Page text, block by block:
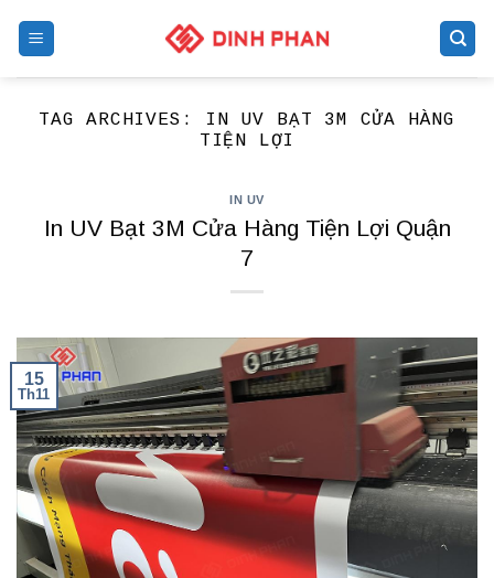
TAG ARCHIVES:
IN UV BẠT 3M CỬA HÀNG
TIỆN LỢI
IN UV
In UV Bạt 3M Cửa Hàng Tiện Lợi Quận
7
15
Th11